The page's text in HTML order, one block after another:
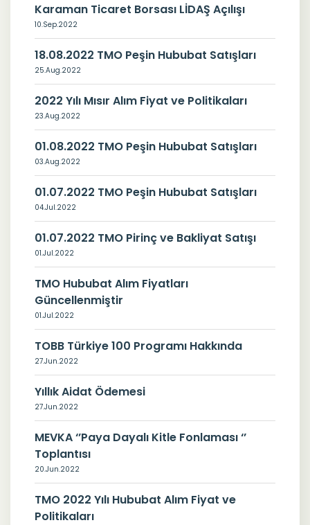
Karaman Ticaret Borsası LİDAŞ Açılışı
10.Sep.2022
18.08.2022 TMO Peşin Hububat Satışları
25.Aug.2022
2022 Yılı Mısır Alım Fiyat ve Politikaları
23.Aug.2022
01.08.2022 TMO Peşin Hububat Satışları
03.Aug.2022
01.07.2022 TMO Peşin Hububat Satışları
04.Jul.2022
01.07.2022 TMO Pirinç ve Bakliyat Satışı
01.Jul.2022
TMO Hububat Alım Fiyatları
Güncellenmiştir
01.Jul.2022
TOBB Türkiye 100 Programı Hakkında
27.Jun.2022
Yıllık Aidat Ödemesi
27.Jun.2022
MEVKA ‘’Paya Dayalı Kitle Fonlaması ‘’
Toplantısı
20.Jun.2022
TMO 2022 Yılı Hububat Alım Fiyat ve
Politikaları